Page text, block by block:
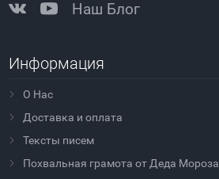
Наш Блог
Информация
О Нас
Доставка и оплата
Тексты писем
Похвальная грамота от Деда Мороза